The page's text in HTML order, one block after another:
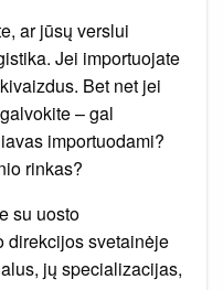
ar jūsų verslui
Jei importuojate
Bet net jei
– gal
importuodami?
rinkas?
su uosto
direkcijos svetainėje
jų specializacijas,